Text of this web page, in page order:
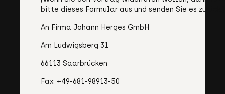
bitte dieses Formular aus und senden Sie es zurück.)
An Firma Johann Herges GmbH
Am Ludwigsberg 31
66113 Saarbrücken
Fax: +49-681-98913-50